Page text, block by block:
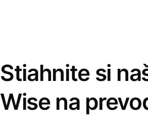
Stiahnite si
Wise na